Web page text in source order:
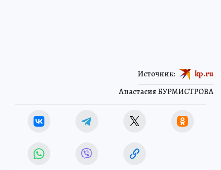
Анастасия БУРМИСТРОВА
Источник: kp.ru